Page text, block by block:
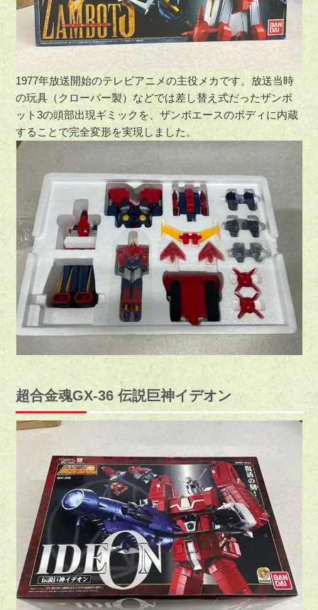
1977年放送開始のテレビアニメの主役メカです。放送当時
の玩具（クローバー製）などでは差し替え式だったザンボ
ット3の頭部出現ギミックを、ザンボエースのボディに内蔵
することで完全変形を実現しました。
超合金魂GX-36 伝説巨神イデオン